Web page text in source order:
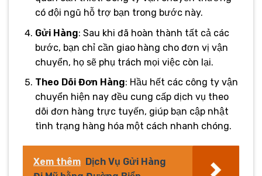
có đội ngũ hỗ trợ bạn trong bước này.
Gửi Hàng: Sau khi đã hoàn thành tất cả các
bước, bạn chỉ cần giao hàng cho đơn vị vận
chuyển, họ sẽ phụ trách mọi việc còn lại.
Theo Dõi Đơn Hàng: Hầu hết các công ty vận
chuyển hiện nay đều cung cấp dịch vụ theo
dõi đơn hàng trực tuyến, giúp bạn cập nhật
tình trạng hàng hóa một cách nhanh chóng.
Xem thêm Dịch Vụ Gửi Hàng